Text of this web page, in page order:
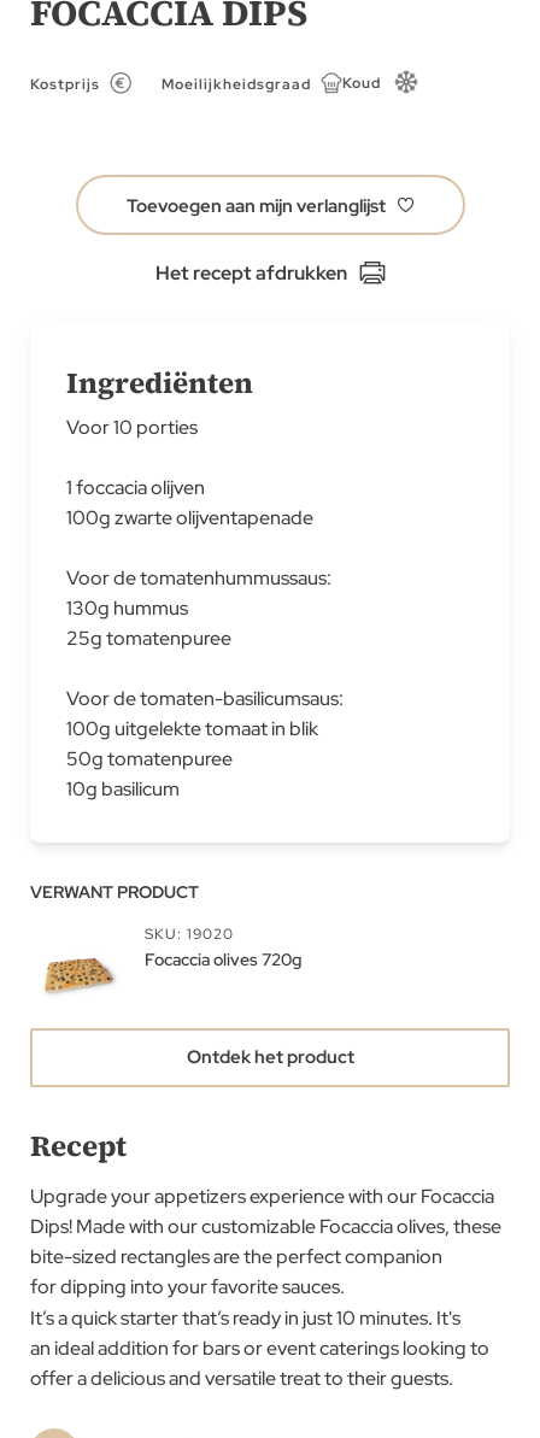
afbeeldingen-
FOCACCIA DIPS
Kostprijs Moeilijkheidsgraad Koud
Toevoegen aan mijn verlanglijst
Het recept afdrukken
Ingrediënten
Voor 10 porties
1 foccacia olijven
100g zwarte olijventapenade
Voor de tomatenhummussaus:
130g hummus
25g tomatenpuree
Voor de tomaten-basilicumsaus:
100g uitgelekte tomaat in blik
50g tomatenpuree
10g basilicum
VERWANT PRODUCT
SKU: 19020
Focaccia olives 720g
Ontdek het product
Recept
Upgrade your appetizers experience with our Focaccia
Dips! Made with our customizable Focaccia olives, these
bite-sized rectangles are the perfect companion
for dipping into your favorite sauces.
It’s a quick starter that’s ready in just 10 minutes. It's
an ideal addition for bars or event caterings looking to
offer a delicious and versatile treat to their guests.​